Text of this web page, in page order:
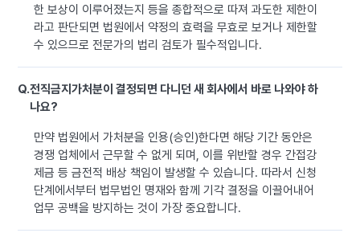
한 보상이 이루어졌는지 등을 종합적으로 따져 과도한 제한이
라고 판단되면 법원에서 약정의 효력을 무효로 보거나 제한할
수 있으므로 전문가의 법리 검토가 필수적입니다.
Q.전직금지가처분이 결정되면 다니던 새 회사에서 바로 나와야 하
나요?
만약 법원에서 가처분을 인용(승인)한다면 해당 기간 동안은
경쟁 업체에서 근무할 수 없게 되며, 이를 위반할 경우 간접강
제금 등 금전적 배상 책임이 발생할 수 있습니다. 따라서 신청
단계에서부터 법무법인 명재와 함께 기각 결정을 이끌어내어
업무 공백을 방지하는 것이 가장 중요합니다.